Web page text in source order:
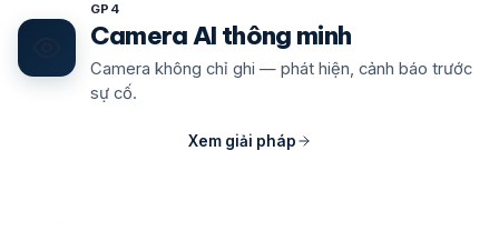
GP4
Camera AI thông minh
Camera không chỉ ghi — phát hiện, cảnh báo trước
sự cố.
Xem giải pháp